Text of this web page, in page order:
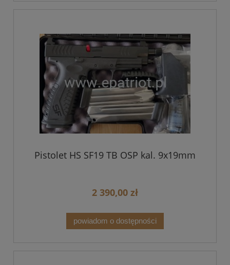
Pistolet HS SF19 TB OSP kal. 9x19mm
2 390,00 zł
powiadom o dostępności